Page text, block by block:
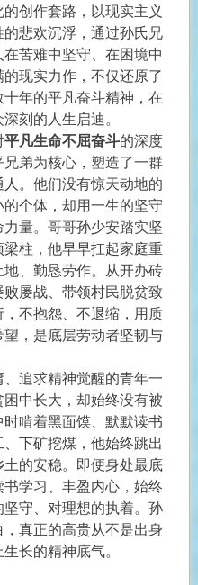
创作套路，以现实主义
悲欢沉浮，通过孙氏兄
苦难中坚守、在困境中
现实力作，不仅还原了
年的平凡奋斗精神，在
刻的人生启迪。
平凡生命不屈奋斗的深度
弟为核心，塑造了一群
。他们没有惊天动地的
个体，却用一生的坚守
量。哥哥孙少安踏实坚
柱，他早早扛起家庭重
、勤恳劳作。从开办砖
屡战、带领村民脱贫致
不抱怨、不退缩，用质
，是底层劳动者坚韧与
追求精神觉醒的青年一
中长大，却始终没有被
啃着黑面馍、默默读书
下矿挖煤，他始终跳出
的安稳。即便身处最底
学习、丰盈内心，始终
守、对理想的执着。孙
真正的高贵从不是出身
长的精神底气。